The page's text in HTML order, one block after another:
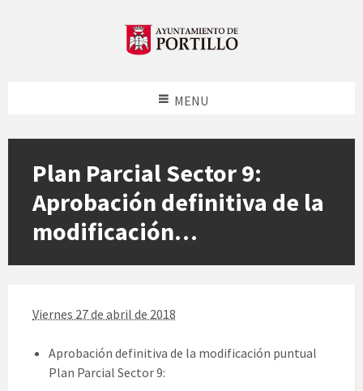
MENU
Plan Parcial Sector 9:
Aprobación definitiva de la
modificación…
Viernes 27 de abril de 2018
Aprobación definitiva de la modificación puntual
Plan Parcial Sector 9: